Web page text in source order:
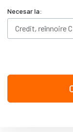
Necesar la: